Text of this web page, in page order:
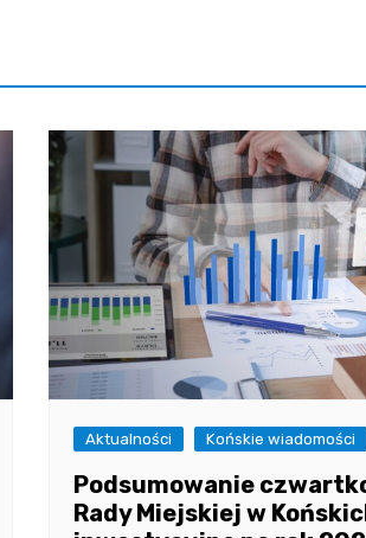
Aktualności Końskie wiadomości
Podsumowanie
Rady Miejskiej w